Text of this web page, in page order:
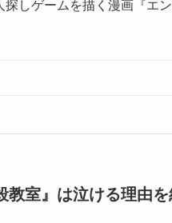
探しゲームを描く漫画『エ
教室』は泣ける理由